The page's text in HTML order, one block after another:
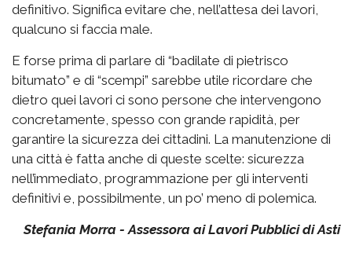
definitivo. Significa evitare che, nell’attesa dei lavori,
qualcuno si faccia male.
E forse prima di parlare di “badilate di pietrisco
bitumato” e di “scempi” sarebbe utile ricordare che
dietro quei lavori ci sono persone che intervengono
concretamente, spesso con grande rapidità, per
garantire la sicurezza dei cittadini. La manutenzione di
una città è fatta anche di queste scelte: sicurezza
nell’immediato, programmazione per gli interventi
definitivi e, possibilmente, un po’ meno di polemica.
Stefania Morra - Assessora ai Lavori Pubblici di Asti